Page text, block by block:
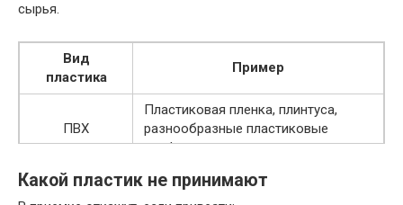
сырья.
Вид
пластика
Пример
ПВХ
Пластиковая пленка, плинтуса,
разнообразные пластиковые
профили.
ПВД
Какой пластик не принимают